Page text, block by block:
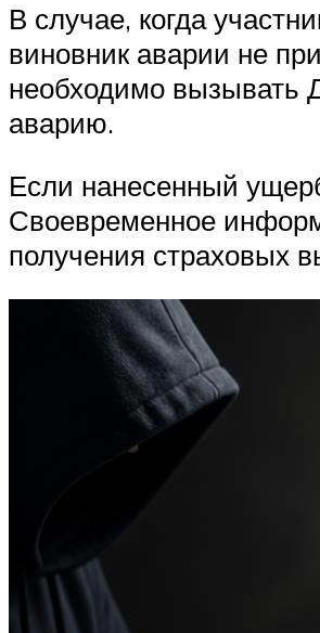
В случае, когда
виновник аварии не
необходимо вызывать
аварию.
Если нанесенный
Своевременное
получения страховых